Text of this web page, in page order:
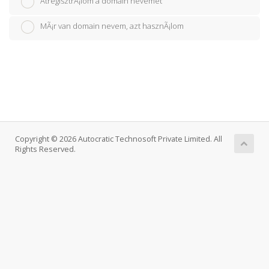
MÃ¡r van domain nevem, azt hasznÃ¡lom
Copyright © 2026 Autocratic Technosoft Private Limited. All
Rights Reserved.